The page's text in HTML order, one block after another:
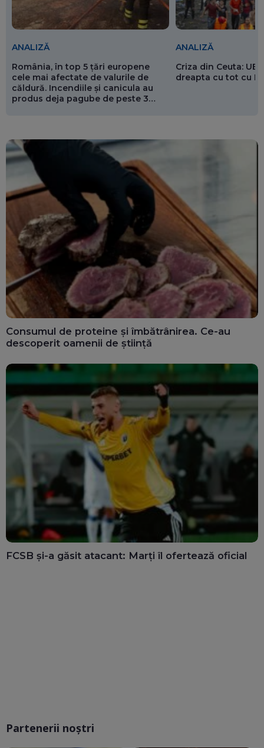
ANALIZĂ
România, în top 5 țări europene
cele mai afectate de valurile de
căldură. Incendiile și canicula au
produs deja pagube de peste 3
ANALIZĂ
Criza din Ceuta: UE
dreapta cu tot cu
Consumul de proteine și îmbătrânirea. Ce-au
descoperit oamenii de știință
FCSB și-a găsit atacant: Marți îl ofertează oficial
Partenerii noștri